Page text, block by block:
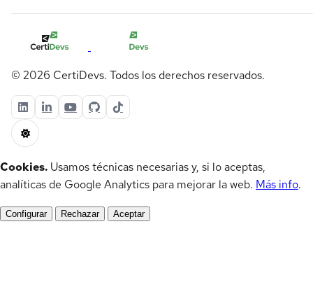
© 2026 CertiDevs. Todos los derechos reservados.
Cookies. Usamos técnicas necesarias y, si lo aceptas,
analíticas de Google Analytics para mejorar la web. Más info.
Configurar Rechazar Aceptar